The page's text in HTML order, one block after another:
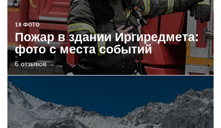
18 ФОТО
Пожар в здании Иргиредмета:
фото с места событий
6 отзывов